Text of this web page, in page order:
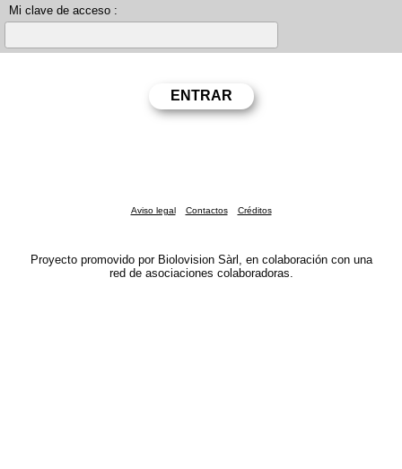
Mi clave de acceso :
Aviso legal Contactos Créditos
Proyecto promovido por Biolovision Sàrl, en colaboración con una
red de asociaciones colaboradoras.